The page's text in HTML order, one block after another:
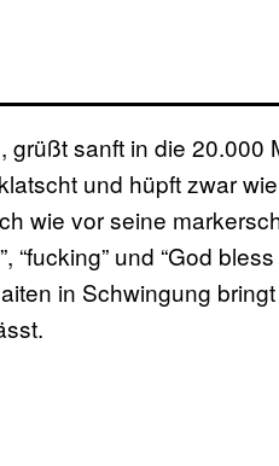
grüßt sanft in die 20.000
und hüpft zwar
wie vor seine
“fucking” und “God bless
in Schwingung